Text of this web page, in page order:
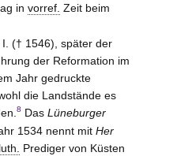
in vorref. Zeit beim
I. († 1546), später der
der Reformation im
Jahr gedruckte
die Landstände es
8 Das Lüneburger
1534 nennt mit Her
luth.
Prediger von Küsten